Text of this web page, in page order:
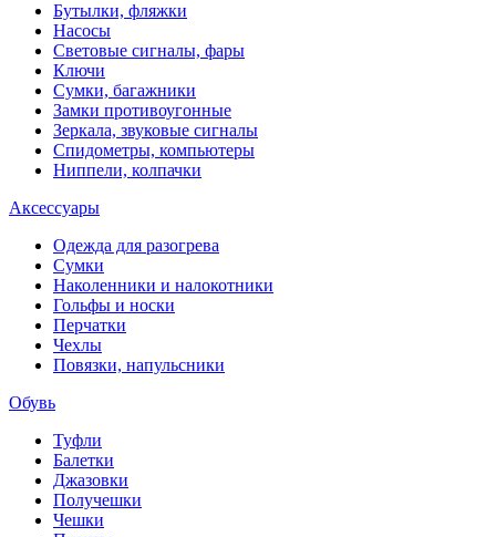
Бутылки, фляжки
Насосы
Световые сигналы, фары
Ключи
Сумки, багажники
Замки противоугонные
Зеркала, звуковые сигналы
Спидометры, компьютеры
Ниппели, колпачки
Аксессуары
Одежда для разогрева
Сумки
Наколенники и налокотники
Гольфы и носки
Перчатки
Чехлы
Повязки, напульсники
Обувь
Туфли
Балетки
Джазовки
Получешки
Чешки